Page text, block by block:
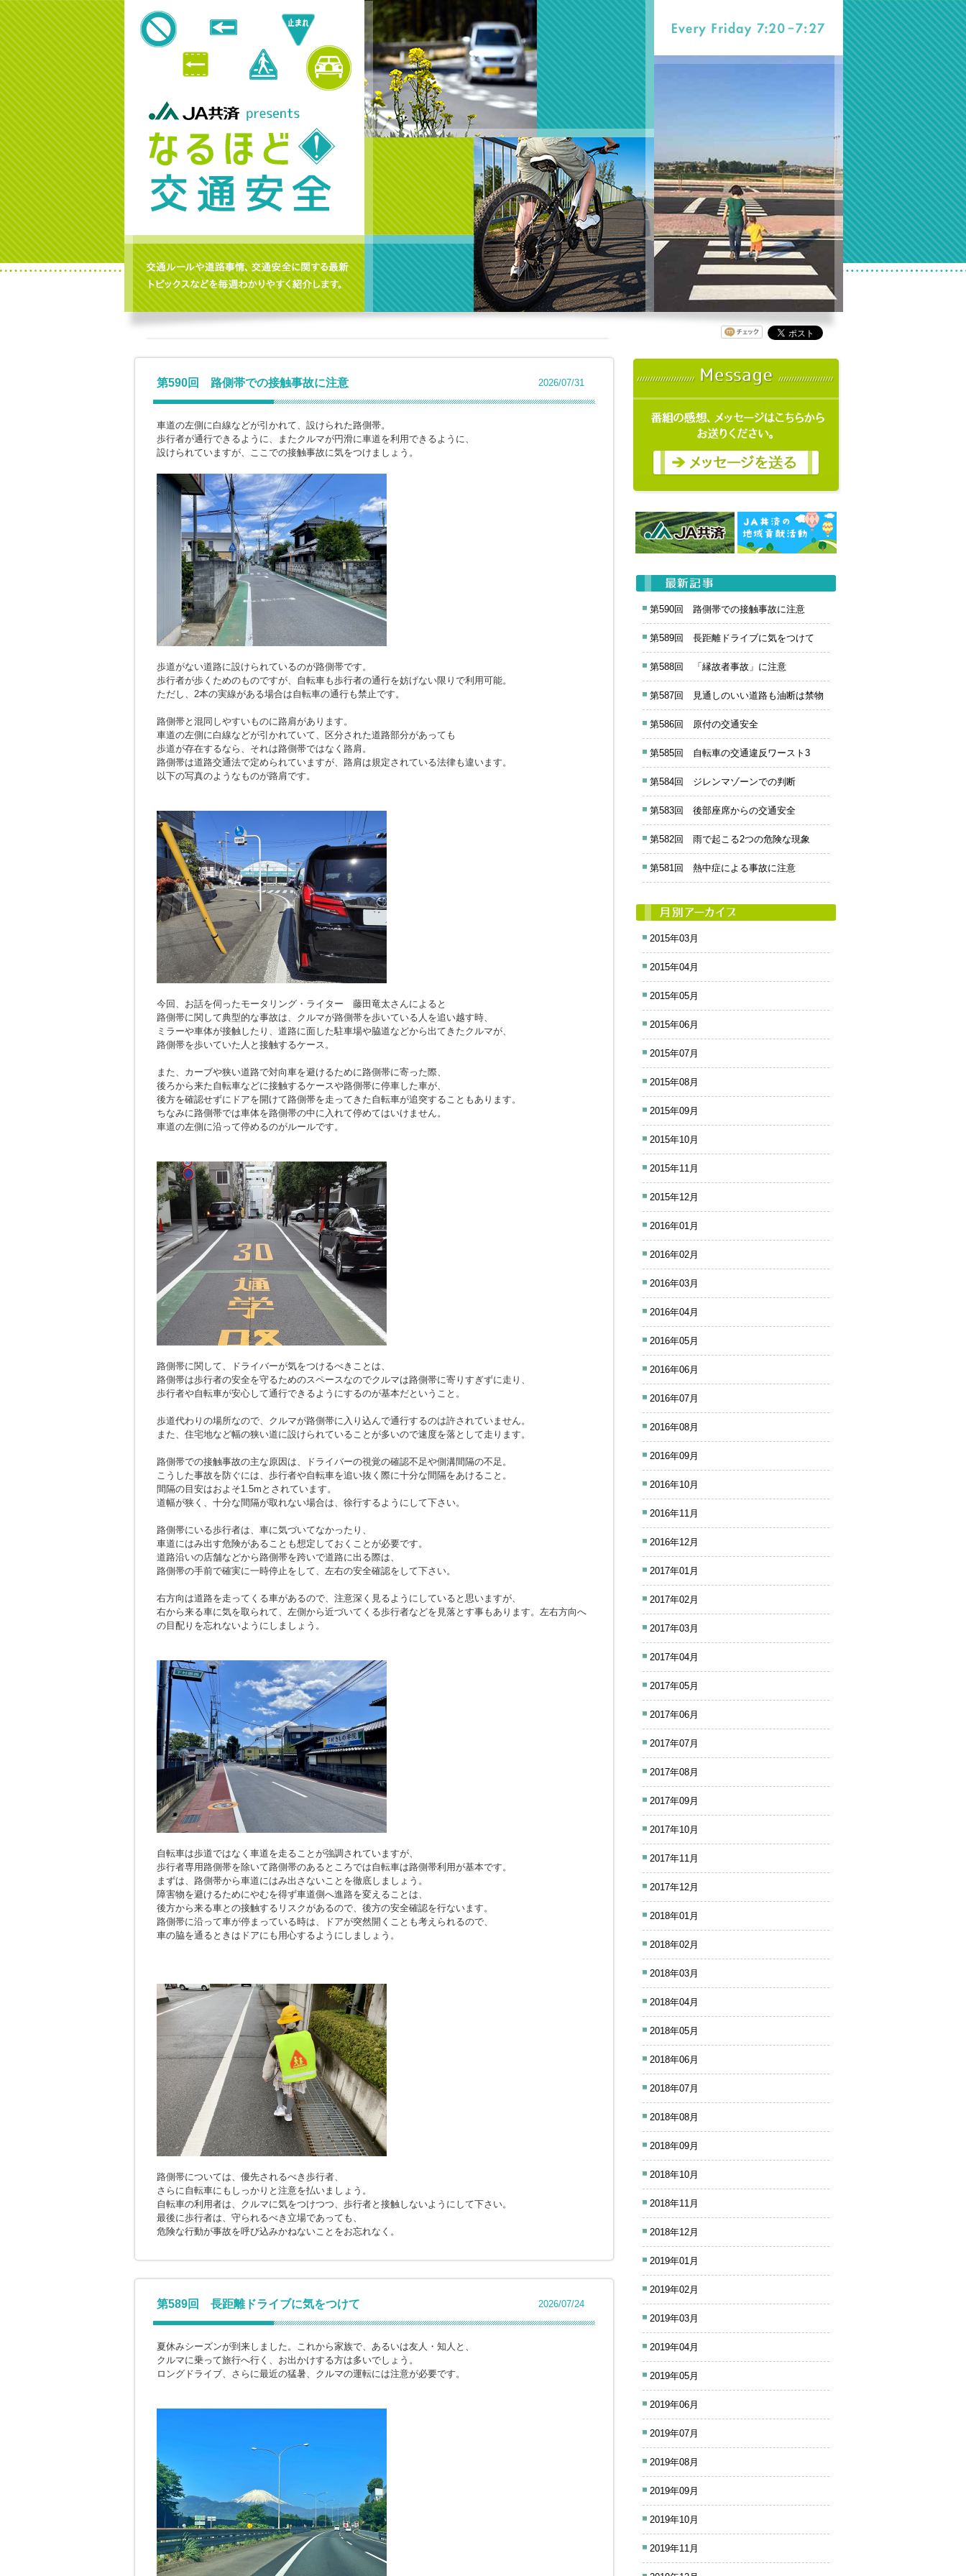
第590回 路側帯での接触事故に注意 2026/07/31
車道の左側に白線などが引かれて、設けられた路側帯。
歩行者が通行できるように、またクルマが円滑に車道を利用できるように、
設けられていますが、ここでの接触事故に気をつけましょう。
歩道がない道路に設けられているのが路側帯です。
歩行者が歩くためのものですが、自転車も歩行者の通行を妨げない限りで利用可能。
ただし、2本の実線がある場合は自転車の通行も禁止です。
路側帯と混同しやすいものに路肩があります。
車道の左側に白線などが引かれていて、区分された道路部分があっても
歩道が存在するなら、それは路側帯ではなく路肩。
路側帯は道路交通法で定められていますが、路肩は規定されている法律も違います。
以下の写真のようなものが路肩です。
今回、お話を伺ったモータリング・ライター 藤田竜太さんによると
路側帯に関して典型的な事故は、クルマが路側帯を歩いている人を追い越す時、
ミラーや車体が接触したり、道路に面した駐車場や脇道などから出てきたクルマが、
路側帯を歩いていた人と接触するケース。
また、カーブや狭い道路で対向車を避けるために路側帯に寄った際、
後ろから来た自転車などに接触するケースや路側帯に停車した車が、
後方を確認せずにドアを開けて路側帯を走ってきた自転車が追突することもあります。
ちなみに路側帯では車体を路側帯の中に入れて停めてはいけません。
車道の左側に沿って停めるのがルールです。
路側帯に関して、ドライバーが気をつけるべきことは、
路側帯は歩行者の安全を守るためのスペースなのでクルマは路側帯に寄りすぎずに走り、
歩行者や自転車が安心して通行できるようにするのが基本だということ。
歩道代わりの場所なので、クルマが路側帯に入り込んで通行するのは許されていません。
また、住宅地など幅の狭い道に設けられていることが多いので速度を落として走ります。
路側帯での接触事故の主な原因は、ドライバーの視覚の確認不足や側溝間隔の不足。
こうした事故を防ぐには、歩行者や自転車を追い抜く際に十分な間隔をあけること。
間隔の目安はおよそ1.5mとされています。
道幅が狭く、十分な間隔が取れない場合は、徐行するようにして下さい。
路側帯にいる歩行者は、車に気づいてなかったり、
車道にはみ出す危険があることも想定しておくことが必要です。
道路沿いの店舗などから路側帯を跨いで道路に出る際は、
路側帯の手前で確実に一時停止をして、左右の安全確認をして下さい。
右方向は道路を走ってくる車があるので、注意深く見るようにしていると思いますが、
右から来る車に気を取られて、左側から近づいてくる歩行者などを見落とす事もあります。左右方向へ
の目配りを忘れないようにしましょう。
自転車は歩道ではなく車道を走ることが強調されていますが、
歩行者専用路側帯を除いて路側帯のあるところでは自転車は路側帯利用が基本です。
まずは、路側帯から車道にはみ出さないことを徹底しましょう。
障害物を避けるためにやむを得ず車道側へ進路を変えることは、
後方から来る車との接触するリスクがあるので、後方の安全確認を行ないます。
路側帯に沿って車が停まっている時は、ドアが突然開くことも考えられるので、
車の脇を通るときはドアにも用心するようにしましょう。
路側帯については、優先されるべき歩行者、
さらに自転車にもしっかりと注意を払いましょう。
自転車の利用者は、クルマに気をつけつつ、歩行者と接触しないようにして下さい。
最後に歩行者は、守られるべき立場であっても、
危険な行動が事故を呼び込みかねないことをお忘れなく。
第589回 長距離ドライブに気をつけて 2026/07/24
夏休みシーズンが到来しました。これから家族で、あるいは友人・知人と、
クルマに乗って旅行へ行く、お出かけする方は多いでしょう。
ロングドライブ、さらに最近の猛暑、クルマの運転には注意が必要です。
第590回 路側帯での接触事故に注意
第589回 長距離ドライブに気をつけて
第588回 「縁故者事故」に注意
第587回 見通しのいい道路も油断は禁物
第586回 原付の交通安全
第585回 自転車の交通違反ワースト3
第584回 ジレンマゾーンでの判断
第583回 後部座席からの交通安全
第582回 雨で起こる2つの危険な現象
第581回 熱中症による事故に注意
2015年03月
2015年04月
2015年05月
2015年06月
2015年07月
2015年08月
2015年09月
2015年10月
2015年11月
2015年12月
2016年01月
2016年02月
2016年03月
2016年04月
2016年05月
2016年06月
2016年07月
2016年08月
2016年09月
2016年10月
2016年11月
2016年12月
2017年01月
2017年02月
2017年03月
2017年04月
2017年05月
2017年06月
2017年07月
2017年08月
2017年09月
2017年10月
2017年11月
2017年12月
2018年01月
2018年02月
2018年03月
2018年04月
2018年05月
2018年06月
2018年07月
2018年08月
2018年09月
2018年10月
2018年11月
2018年12月
2019年01月
2019年02月
2019年03月
2019年04月
2019年05月
2019年06月
2019年07月
2019年08月
2019年09月
2019年10月
2019年11月